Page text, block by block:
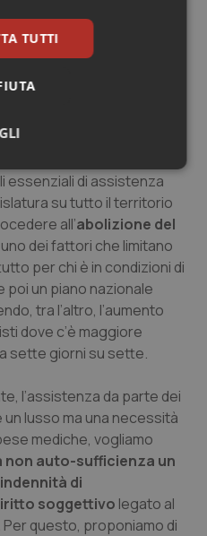
Serve
formazione, con la
pubblico del Servizio
essenziali di assistenza
su tutto il territorio
all’abolizione del
dei fattori che limitano
per chi è in condizioni di
un piano nazionale
tra l’altro, l’aumento
dove c’è maggiore
sette giorni su sette.
l’assistenza da parte dei
lusso ma una necessità
mediche, vogliamo
non auto-sufficienza un
di
soggettivo legato al
questo, proponiamo di
TUTTI
Marketing
Marketing
a rendere fruibile il
di base quali la
alle aree
questi cookie.
Fornitore /Dominio
YouTube
.youtube.com